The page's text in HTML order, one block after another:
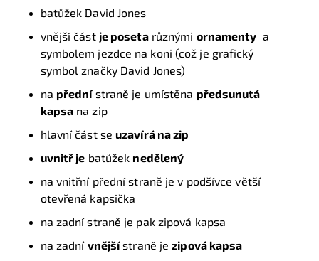
batůžek David Jones
vnější část je posetarůznými ornamenty a
symbolem jezdce na koni (což je grafický
symbol značky David Jones)
na přednístraně je umístěna předsunutá
kapsa na zip
hlavní část seuzavírá nazip
uvnitř je batůžek nedělený
na vnitřní přední straně je v podšívce větší
otevřená kapsička
na zadní straně je pak zipová kapsa
na zadní vnějšístraně jezipová kapsa